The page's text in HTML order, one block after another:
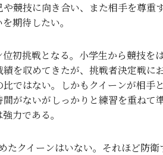
競技に向き合い、また相手を尊
期待したい。
初挑戦となる。小学生から競技を
を収めてきたが、挑戦者決定戦
ではない。しかもクイーンが相
がないがしっかりと練習を重ね
力である。
たクイーンはいない。それほど防